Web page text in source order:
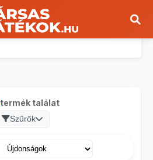
termék találat
Szűrők